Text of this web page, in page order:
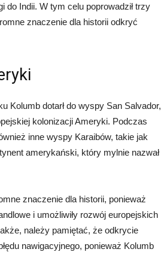
do Indii. W tym celu poprowadził trzy
znaczenie dla historii odkryć
Kolumb dotarł do wyspy San Salvador,
kolonizacji Ameryki. Podczas
inne wyspy Karaibów, takie jak
amerykański, który mylnie nazwał
znaczenie dla historii, ponieważ
i umożliwiły rozwój europejskich
należy pamiętać, że odkrycie
nawigacyjnego, ponieważ Kolumb